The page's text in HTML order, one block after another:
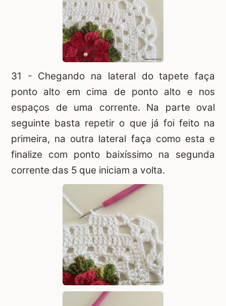
31 - Chegando na lateral do tapete faça
ponto alto em cima de ponto alto e nos
espaços de uma corrente. Na parte oval
seguinte basta repetir o que já foi feito na
primeira, na outra lateral faça como esta e
finalize com ponto baixíssimo na segunda
corrente das 5 que iniciam a volta.